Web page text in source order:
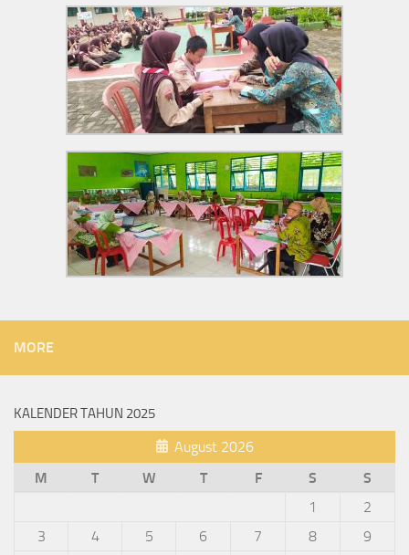
MORE
KALENDER TAHUN 2025
August 2026
M
T W T F S
S
1
2
3
4 5 6 7 8
9